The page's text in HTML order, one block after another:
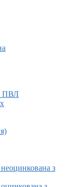
ПВЛ
з